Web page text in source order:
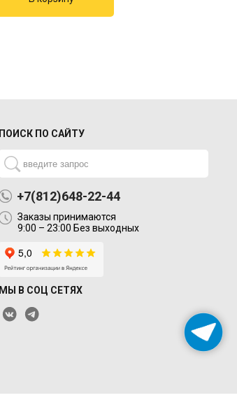
ПОИСК ПО САЙТУ
+7(812)648-22-44
Заказы принимаются
9:00 – 23:00 Без выходных
МЫ В СОЦ СЕТЯХ